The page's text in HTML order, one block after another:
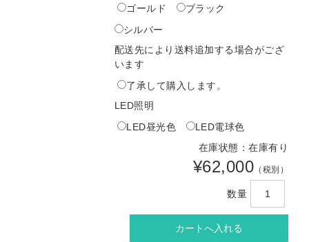
ゴールド
ブラック
シルバー
配送先により送料追加する場合がござ
います
了承して購入します。
LED照明
LED昼光色
LED電球色
在庫状態：在庫有り
¥62,000 （税別）
数量